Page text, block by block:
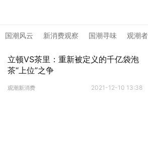
国潮风云 新消费观察 国潮寻味 观潮者
立顿VS茶里：重新被定义的千亿袋泡
茶“上位”之争
观潮新消费 2021-12-10 13:38